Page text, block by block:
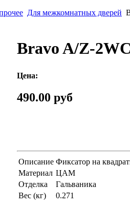
Для межкомнатных дверей
Bravo A/Z-2WC
Цена:
490.00 руб
Описание Фиксатор на
Материал ЦАМ
Отделка
Гальваника
Вес (кг)
0.271